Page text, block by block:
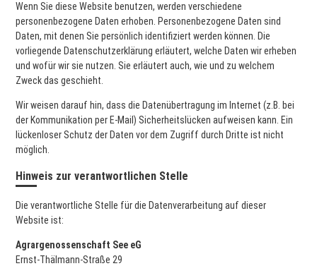
Wenn Sie diese Website benutzen, werden verschiedene
personenbezogene Daten erhoben. Personenbezogene Daten sind
Daten, mit denen Sie persönlich identifiziert werden können. Die
vorliegende Datenschutzerklärung erläutert, welche Daten wir erheben
und wofür wir sie nutzen. Sie erläutert auch, wie und zu welchem
Zweck das geschieht.
Wir weisen darauf hin, dass die Datenübertragung im Internet (z.B. bei
der Kommunikation per E-Mail) Sicherheitslücken aufweisen kann. Ein
lückenloser Schutz der Daten vor dem Zugriff durch Dritte ist nicht
möglich.
Hinweis zur verantwortlichen Stelle
Die verantwortliche Stelle für die Datenverarbeitung auf dieser
Website ist:
Agrargenossenschaft See eG
Ernst-Thälmann-Straße 29